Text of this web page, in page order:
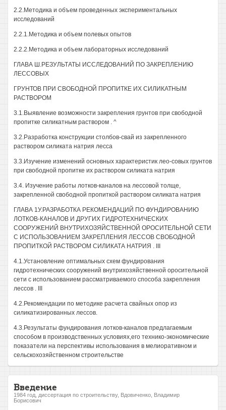
2.2.Методика и объем проведенных экспериментальных
исследований
2.2.1.Методика и объем полевых опытов
2.2.2.Методика и объем лабораторных исследований
ГЛАВА Ш.РЕЗУЛЬТАТЫ ИССЛЕДОВАНИЙ ПО ЗАКРЕПЛЕНИЮ
ЛЕССОВЫХ
ГРУНТОВ ПРИ СВОБОДНОЙ ПРОПИТКЕ ИХ СИЛИКАТНЫМ
РАСТВОРОМ
3.1.Выявление возможности закрепления грунтов при свободной
пропитке силикатным раствором . ^
3.2.Разработка конструкции столбов-свай из закрепленного
раствором силиката натрия лесса
3.3.Изучение изменений основных характеристик лео-совых грунтов
при свободной пропитке их раствором силиката натрия
3.4. Изучение работы лотков-каналов на лессовой толще,
закрепленной свободной пропиткой раствором силиката натрия
ГЛАВА 1У.РАЗРАБОТКА РЕКОМЕНДАЦИЙ ПО ФУНДИРОВАНИЮ
ЛОТКОВ-КАНАЛОВ И ДРУГИХ ГИДРОТЕХНИЧЕСКИХ
СООРУЖЕНИЙ ВНУТРИХОЗЯЙСТВЕННОЙ ОРОСИТЕЛЬНОЙ СЕТИ
С ИСПОЛЬЗОВАНИЕМ ЗАКРЕПЛЕНИЯ ЛЕССОВ СВОБОДНОЙ
ПРОПИТКОЙ РАСТВОРОМ СИЛИКАТА НАТРИЯ . III
4.1.Установление оптимальных схем фундирования
гидротехнических сооружений внутрихозяйственной оросительной
сети с использованием рассматриваемого способа закрепления
лессов . III
4.2.Рекомендации по методике расчета свайных опор из
силикатизированных лессов.
4.3.Результаты фундирования лотков-каналов предлагаемым
способом в производственных условиях,его технико-экономические
показатели на перспективы использования в мелиоративном и
сельскохозяйственном строительстве
Введение
1984 год, диссертация по строительству, Вдовиченко, Владимир
Борисович